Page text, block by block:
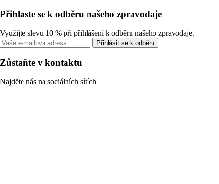
Přihlaste se k odběru našeho zpravodaje
Využijte slevu 10 % při přihlášení k odběru našeho zpravodaje.
Přihlásit se k odběru
Zůstaňte v kontaktu
Najděte nás na sociálních sítích